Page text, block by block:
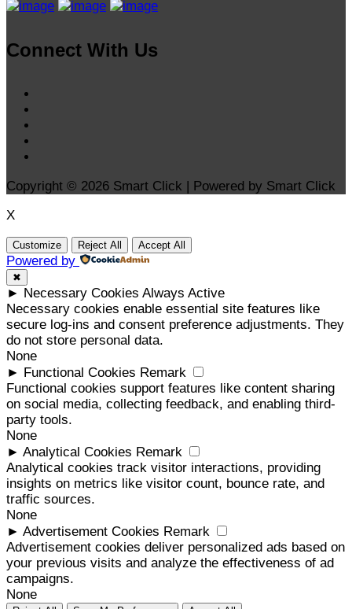
Connect With Us
Copyright © 2026 Smart Click | Powered by Smart Click
X
Customize Reject All Accept All
Powered by
✖
► Necessary Cookies Always Active
Necessary cookies enable essential site features like
secure log-ins and consent preference adjustments. They
do not store personal data.
None
► Functional Cookies Remark
Functional cookies support features like content sharing
on social media, collecting feedback, and enabling third-
party tools.
None
► Analytical Cookies Remark
Analytical cookies track visitor interactions, providing
insights on metrics like visitor count, bounce rate, and
traffic sources.
None
► Advertisement Cookies Remark
Advertisement cookies deliver personalized ads based on
your previous visits and analyze the effectiveness of ad
campaigns.
None